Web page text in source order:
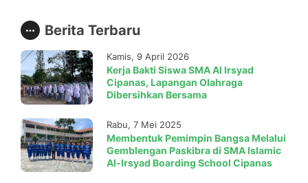
kepada semua pihak yang
sudah memberikan suport..
Berita Terbaru
Kamis, 9 April 2026
Kerja Bakti Siswa SMA Al Irsyad
Cipanas, Lapangan Olahraga
Dibersihkan Bersama
Rabu, 7 Mei 2025
Membentuk Pemimpin Bangsa Melalui
Gemblengan Paskibra di SMA Islamic
Al-Irsyad Boarding School Cipanas